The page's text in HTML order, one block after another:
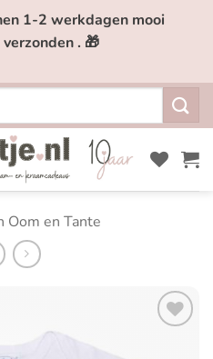
1-2 werkdagen mooi
. 🎁
Oom en Tante